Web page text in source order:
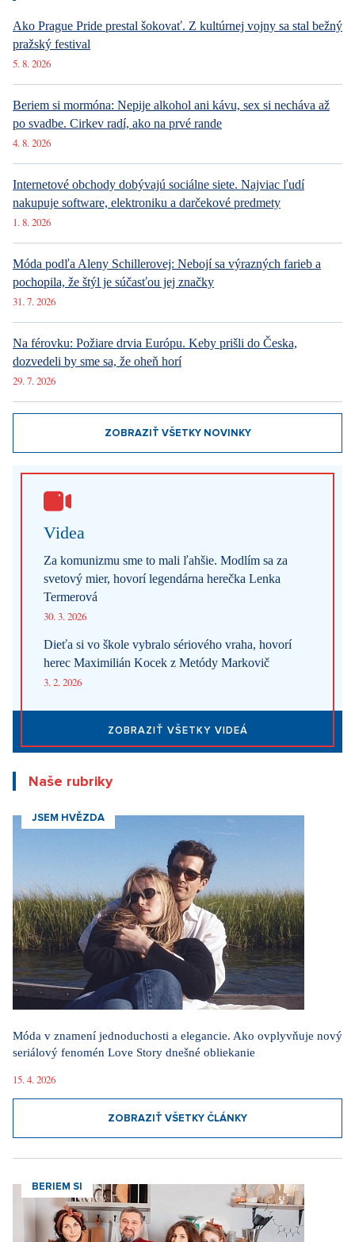
Ako Prague Pride prestal šokovať. Z kultúrnej vojny sa stal bežný
pražský festival
5. 8. 2026
Beriem si mormóna: Nepije alkohol ani kávu, sex si necháva až
po svadbe. Cirkev radí, ako na prvé rande
4. 8. 2026
Internetové obchody dobývajú sociálne siete. Najviac ľudí
nakupuje software, elektroniku a darčekové predmety
1. 8. 2026
Móda podľa Aleny Schillerovej: Nebojí sa výrazných farieb a
pochopila, že štýl je súčasťou jej značky
31. 7. 2026
Na férovku: Požiare drvia Európu. Keby prišli do Česka,
dozvedeli by sme sa, že oheň horí
29. 7. 2026
ZOBRAZIŤ VŠETKY NOVINKY
Videa
Za komunizmu sme to mali ľahšie. Modlím sa za
svetový mier, hovorí legendárna herečka Lenka
Termerová
30. 3. 2026
Dieťa si vo škole vybralo sériového vraha, hovorí
herec Maximilián Kocek z Metódy Markovič
3. 2. 2026
ZOBRAZIŤ VŠETKY VIDEÁ
Naše rubriky
JSEM HVĚZDA
Móda v znamení jednoduchosti a elegancie. Ako ovplyvňuje nový
seriálový fenomén Love Story dnešné obliekanie
15. 4. 2026
ZOBRAZIŤ VŠETKY ČLÁNKY
BERIEM SI